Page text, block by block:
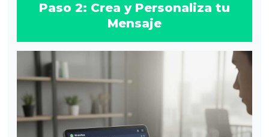
Paso 2: Crea y Personaliza tu
Mensaje